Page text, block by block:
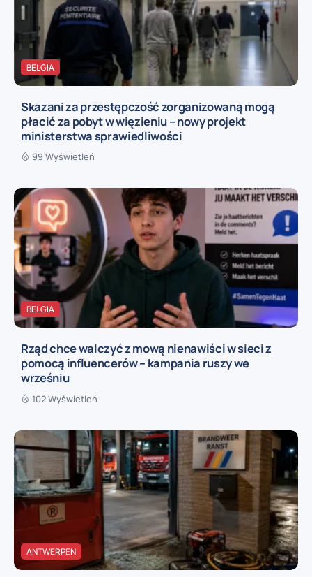
BELGIA
Skazani za przestępczość zorganizowaną mogą
płacić za pobyt w więzieniu – nowy projekt
ministerstwa sprawiedliwości
99 Wyświetleń
BELGIA
Rząd chce walczyć z mową nienawiści w sieci z
pomocą influencerów – kampania ruszy we
wrześniu
102 Wyświetleń
ANTWERPEN